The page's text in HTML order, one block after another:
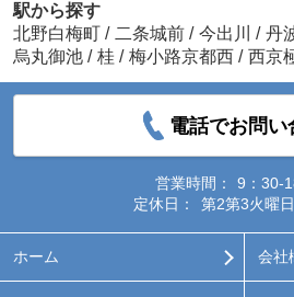
駅から探す
北野白梅町
/ 二条城前 / 今出川 / 丹
烏丸御池 / 桂 / 梅小路京都西 / 西京
電話でお問い
営業時間：
9：30-
定休日：
第2第3火曜
ホーム 会社